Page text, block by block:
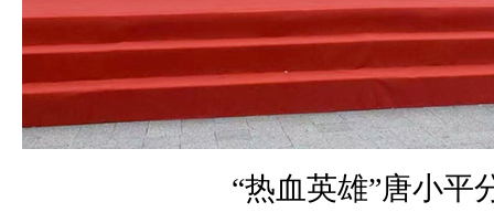
“热血英雄”唐小平